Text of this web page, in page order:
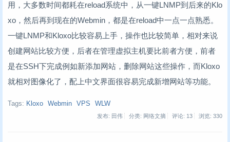
用，大多数时间都耗在reload系统中，从一键LNMP到后来的Klo
xo，然后再到现在的Webmin，都是在reload中一点一点熟悉。
一键LNMP和Kloxo比较容易上手，操作也比较简单，相对来说
创建网站比较方便，后者在管理虚拟主机要比前者方便，前者
是在SSH下完成例如新添加网站，删除网站这些操作，而Kloxo
就相对图像化了，配上中文界面很容易完成新增网站等功能。
Tags: Kloxo Webmin VPS WLW
发布: 田伟 分类: 网络文摘 评论: 13 浏览: 330